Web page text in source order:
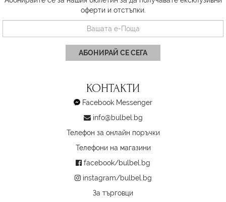
оферти и отстъпки.
АБОНИРАЙ СЕ СЕГА
КОНТАКТИ
Facebook Messenger
info@bulbel.bg
Телефон за онлайн поръчки
Телефони на магазини
facebook/bulbel.bg
instagram/bulbel.bg
За търговци